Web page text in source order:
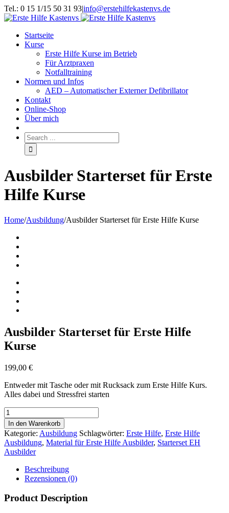
Tel.: 0 15 1/15 50 31 93|info@erstehilfekastenvs.de
Startseite
Kurse
Erste Hilfe Kurse im Betrieb
Für Arztpraxen
Notfalltraining
Normen und Infos
AED – Automatischer Externer Defibrillator
Kontakt
Online-Shop
Über mich
Ausbilder Starterset für Erste
Hilfe Kurse
Home/Ausbildung/Ausbilder Starterset für Erste Hilfe Kurse
Ausbilder Starterset für Erste Hilfe
Kurse
199,00 €
Entweder mit Tasche oder mit Rucksack zum Erste Hilfe Kurs.
Alles dabei und Stressfrei starten
Ausbilder
Starterset
für
Erste
Hilfe
Kurse
Menge
In den Warenkorb
Kategorie: Ausbildung Schlagwörter: Erste Hilfe, Erste Hilfe
Ausbildung, Material für Erste Hilfe Ausbilder, Starterset EH
Ausbilder
Beschreibung
Rezensionen (0)
Product Description